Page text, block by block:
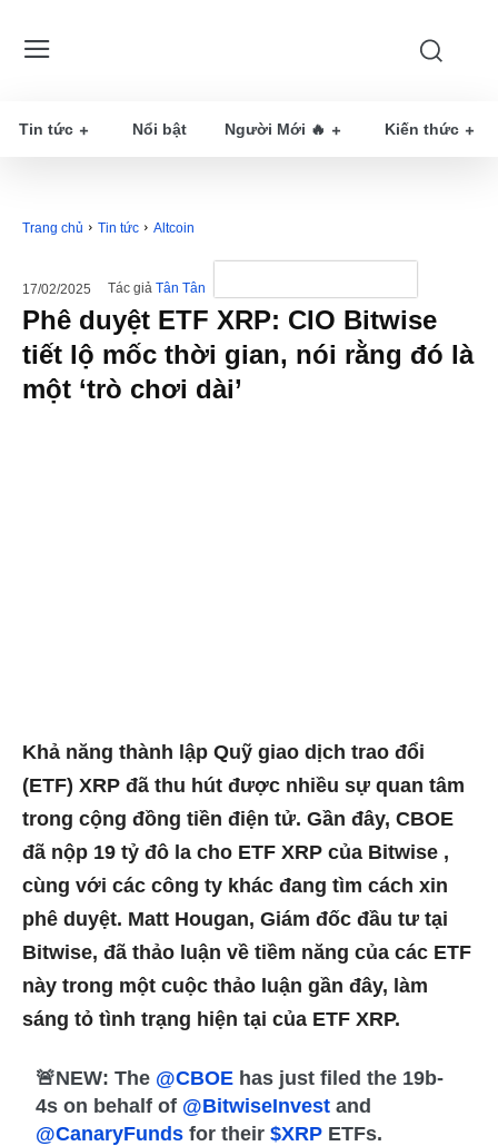
Tin tức Nổi bật Người Mới 🔥 Kiến thức
Trang chủ Tin tức Altcoin
17/02/2025 Tác giả Tân Tân
Phê duyệt ETF XRP: CIO Bitwise
tiết lộ mốc thời gian, nói rằng đó là
một ‘trò chơi dài’
Khả năng thành lập Quỹ giao dịch trao đổi
(ETF) XRP đã thu hút được nhiều sự quan tâm
trong cộng đồng tiền điện tử. Gần đây, CBOE
đã nộp 19 tỷ đô la cho ETF XRP của Bitwise ,
cùng với các công ty khác đang tìm cách xin
phê duyệt. Matt Hougan, Giám đốc đầu tư tại
Bitwise, đã thảo luận về tiềm năng của các ETF
này trong một cuộc thảo luận gần đây, làm
sáng tỏ tình trạng hiện tại của ETF XRP.
🚨NEW: The @CBOE has just filed the 19b-
4s on behalf of @BitwiseInvest and
@CanaryFunds for their$XRP ETFs.